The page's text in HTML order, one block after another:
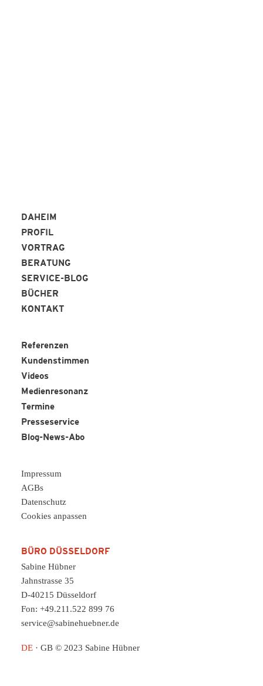
DAHEIM
PROFIL
VORTRAG
BERATUNG
SERVICE-BLOG
BÜCHER
KONTAKT
Referenzen
Kundenstimmen
Videos
Medienresonanz
Termine
Presseservice
Blog-News-Abo
Impressum
AGBs
Datenschutz
Cookies anpassen
BÜRO DÜSSELDORF
Sabine Hübner
Jahnstrasse 35
D-40215 Düsseldorf
Fon: +49.211.522 899 76
service@sabinehuebner.de
DE · GB © 2023 Sabine Hübner